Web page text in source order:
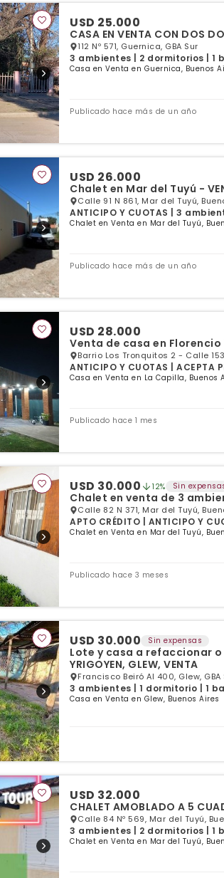
USD 25.000
CASA EN VENTA CON
112 Nº 571, Guernica, GBA Sur
3 ambientes | 2 dormitorios | 1
Casa en Venta en Guernica, Buenos
Publicado hace más de un año
USD 26.000
Chalet en Mar del Tuyú -
Calle 91 N 861, Mar del Tuyú,
ANTICIPO Y CUOTAS | 3
Chalet en Venta en Mar del Tuyú,
Publicado hace más de un año
USD 28.000
Venta de casa en Florencio
Barrio Los Tronquitos 2 - Calle
ANTICIPO Y CUOTAS |
Casa en Venta en La Capilla, Buenos
Publicado hace 1 mes
USD 30.000 12% Sin
Chalet en venta de 3
Calle 82 N 371, Mar del Tuyú,
APTO CRÉDITO | ANTICIPO Y
Chalet en Venta en Mar del Tuyú,
Publicado hace 3 meses
USD 30.000 Sin expensas
Lote y casa a refaccionar o
YRIGOYEN, GLEW, VENTA
Francisco Beiró Al 400, Glew, GBA
3 ambientes | 1 dormitorio | 1
Casa en Venta en Glew, Buenos Aires
USD 32.000
CHALET AMOBLADO A 5
Calle 84 Nº 569, Mar del Tuyú,
3 ambientes | 2 dormitorios | 1
Chalet en Venta en Mar del Tuyú,